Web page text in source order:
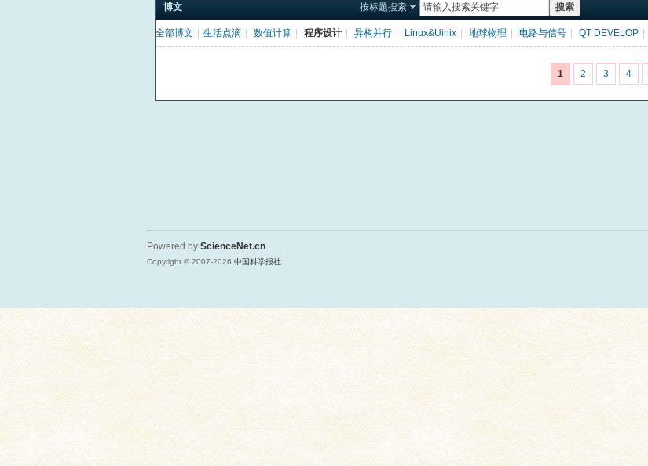
博文 按标题搜索 搜索
全部博文 生活点滴 数值计算 程序设计 异构并行 Linux&Uinix 地球物理 电路与信号 QT DEVELOP
1 2 3 4
Powered by ScienceNet.cn
Copyright © 2007-2026 中国科学报社